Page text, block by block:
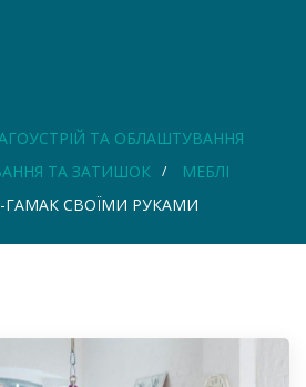
ТА ОБЛАШТУВАННЯ
ТА ЗАТИШОК
МЕБЛІ
ГАМАК СВОЇМИ РУКАМИ